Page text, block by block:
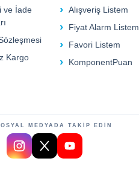
ve İade
Kargo
Alışveriş Listem
Fiyat Alarm Listem
Favori Listem
KomponentPuan
MEDYADA TAKİP EDİN